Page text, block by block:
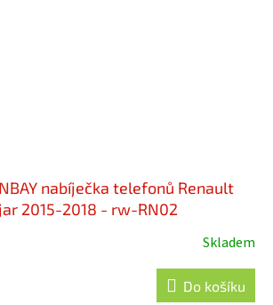
nabíječka telefonů Renault
2015-2018 - rw-RN02
Skladem
Do košíku